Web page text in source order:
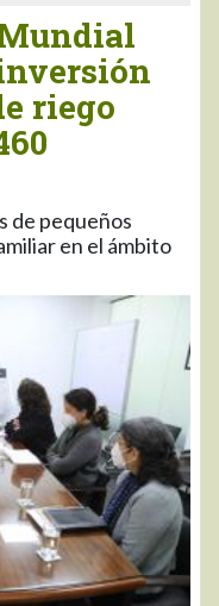
riego
de pequeños
en el ámbito